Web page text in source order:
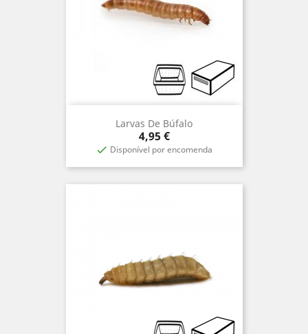
Larvas De Búfalo
Precio
4,95 €
 Disponível por encomenda